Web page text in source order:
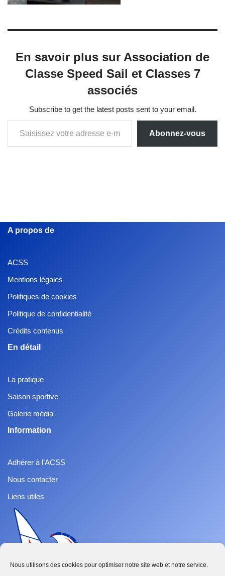
Nous utilisons des cookies pour optimiser notre site web et notre service.
En savoir plus sur Association de
Classe Speed Sail et Classes 7
associés
Subscribe to get the latest posts sent to your email.
Abonnez-vous
A propos de
ACSS
Mentions légales
Politiques de cookies
Politique de confidentialité
Crédits contenus
En détail
La pratique
Saison sportive
Galerie média
Information
Adhérer à l’ACSS
Nous contacter
Liens utiles